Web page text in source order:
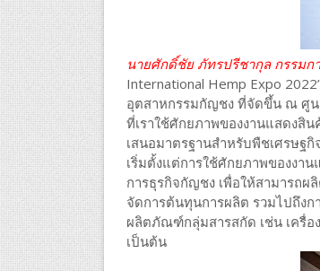
นายศักดิ์ชัย ภัทรปรีชากุล กรรมก
International Hemp Expo
อุตสาหกรรมกัญชง ที่จัดขึ้น ณ ศูน
ที่เราใช้ศักยภาพของงานแสดงสิ
เสนอมาตรฐานสำหรับพืชเศรษฐ
เริ่มตั้งแต่การใช้ศักยภาพของงา
การธุรกิจกัญชง เพื่อให้สามารถ
จัดการต้นทุนการผลิต รวมไปถึงก
ผลิตภัณฑ์กลุ่มสารสกัด เช่น เครื่อ
เป็นต้น